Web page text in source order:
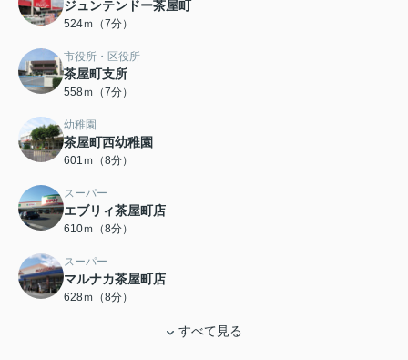
ジュンテンドー茶屋町
524ｍ（7分）
市役所・区役所
茶屋町支所
558ｍ（7分）
幼稚園
茶屋町西幼稚園
601ｍ（8分）
スーパー
エブリィ茶屋町店
610ｍ（8分）
スーパー
マルナカ茶屋町店
628ｍ（8分）
すべて見る